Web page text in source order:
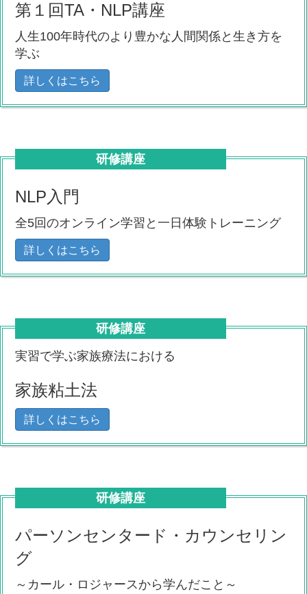
第１回TA・NLP講座
人生100年時代のより豊かな人間関係と生き方を
学ぶ
詳しくはこちら
研修講座
NLP入門
全5回のオンライン学習と一日体験トレーニング
詳しくはこちら
研修講座
実習で学ぶ家族療法における
家族粘土法
詳しくはこちら
研修講座
パーソンセンタード・カウンセリン
グ
～カール・ロジャースから学んだこと～